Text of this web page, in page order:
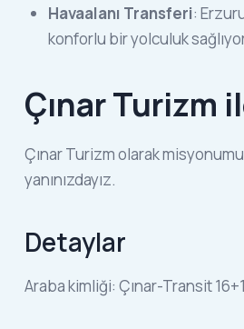
Havaalanı Transferi:
konforlu bir yolculuk
Çınar Turizm
Çınar Turizm olarak
yanınızdayız.
Detaylar
Araba kimliği: Çınar-Transit 16+1